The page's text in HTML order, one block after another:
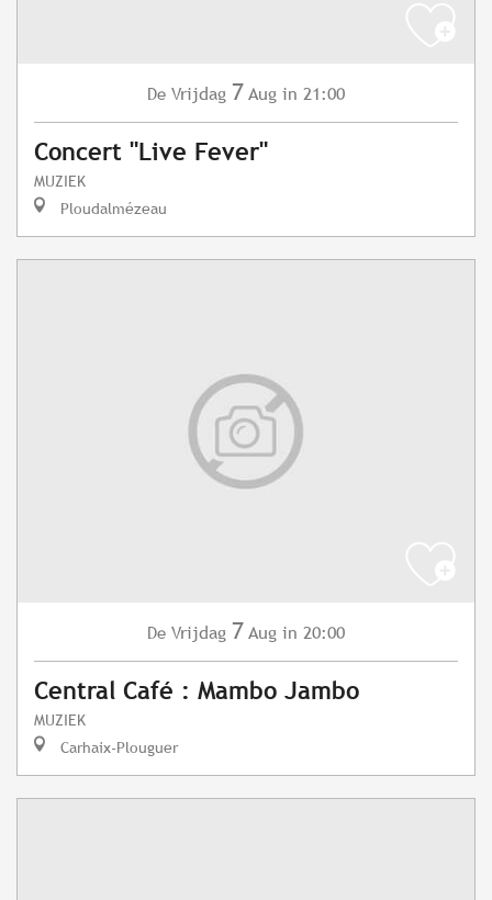
De Vrijdag 7 Aug in 21:00
Concert "Live Fever"
MUZIEK
Ploudalmézeau
De Vrijdag 7 Aug in 20:00
Central Café : Mambo Jambo
MUZIEK
Carhaix-Plouguer